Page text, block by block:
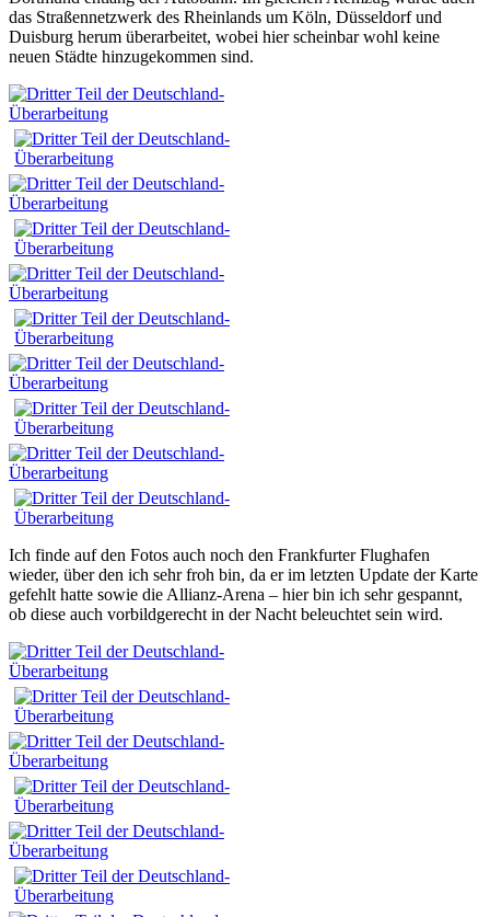
das Straßennetzwerk des Rheinlands um Köln, Düsseldorf und
Duisburg herum überarbeitet, wobei hier scheinbar wohl keine
neuen Städte hinzugekommen sind.
Ich finde auf den Fotos auch noch den Frankfurter Flughafen
wieder, über den ich sehr froh bin, da er im letzten Update der Karte
gefehlt hatte sowie die Allianz-Arena – hier bin ich sehr gespannt,
ob diese auch vorbildgerecht in der Nacht beleuchtet sein wird.